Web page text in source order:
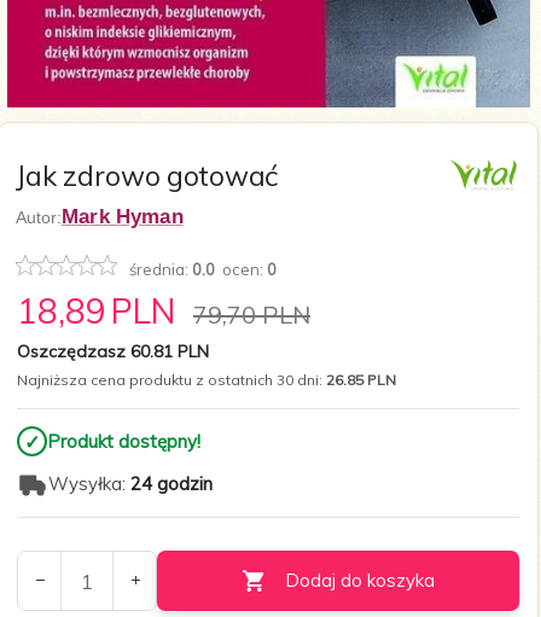
Jak zdrowo gotować
Autor:Mark Hyman
średnia: 0.0 ocen: 0
18,89 PLN 79,70 PLN
Oszczędzasz 60.81 PLN
Najniższa cena produktu z ostatnich 30 dni: 26.85 PLN
✓ Produkt dostępny!
Wysyłka: 24 godzin
Dodaj do koszyka